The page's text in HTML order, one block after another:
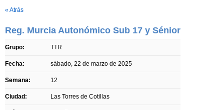
« Atrás
Reg. Murcia Autonómico Sub 17 y Sénior
Grupo: TTR
Fecha: sábado, 22 de marzo de 2025
Semana: 12
Ciudad: Las Torres de Cotillas